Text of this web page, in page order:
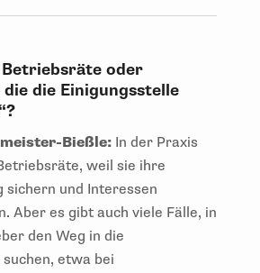
oder
die Einigungsstelle
Bießle: In der Praxis
weil sie ihre
sichern und Interessen
Aber es gibt auch viele Fälle, in
den Weg in die
etwa bei